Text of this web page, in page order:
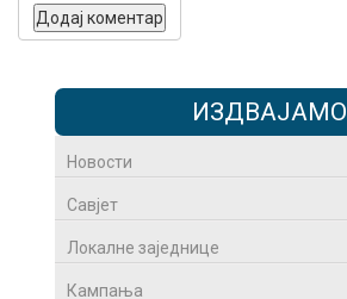
ИЗДВАЈАМО
Новости
Савјет
Локалне заједнице
Кампања